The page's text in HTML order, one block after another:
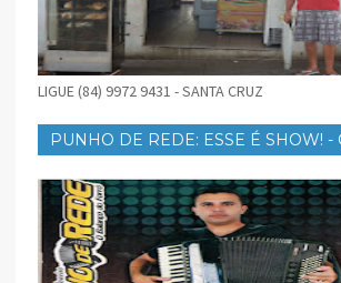
LIGUE (84) 9972 9431 - SANTA CRUZ
PUNHO DE REDE: ESSE É SHOW! -